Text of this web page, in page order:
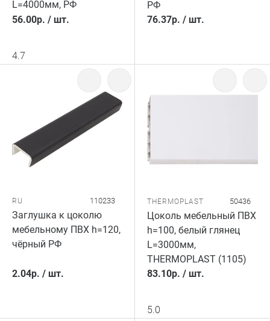
L=4000мм, РФ
56.00р. / шт.
4.7
РФ
76.37р. / шт.
RU 110233
Заглушка к цоколю
мебельному ПВХ h=120,
чёрный РФ
2.04р. / шт.
THERMOPLAST 50436
Цоколь мебельный ПВХ
h=100, белый глянец
L=3000мм,
THERMOPLAST (1105)
83.10р. / шт.
5.0